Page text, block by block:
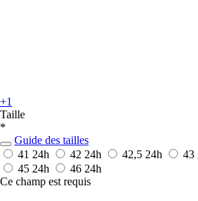
+1
Taille
*
Guide des tailles
41 24h 42 24h 42,5 24h 43
45 24h 46 24h
Ce champ est requis